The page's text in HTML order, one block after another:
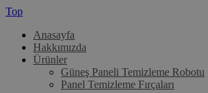
Top
Anasayfa
Hakkımızda
Ürünler
Güneş Paneli Temizleme Robotu
Panel Temizleme Fırçaları